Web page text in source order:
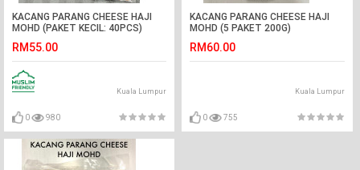
KACANG PARANG CHEESE HAJI
MOHD (PAKET KECIL: 40PCS)
RM55.00
Kuala Lumpur
0 980
KACANG PARANG CHEESE HAJI
MOHD (5 PAKET 200G)
RM60.00
Kuala Lumpur
0 755